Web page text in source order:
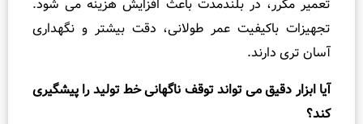
مکرر، در بلندمدت باعث افزایش هزینه می‌ شود.
باکیفیت عمر طولانی، دقت بیشتر و نگهداری
تری دارند.
دقیق می‌ تواند توقف ناگهانی خط تولید را پیشگیری